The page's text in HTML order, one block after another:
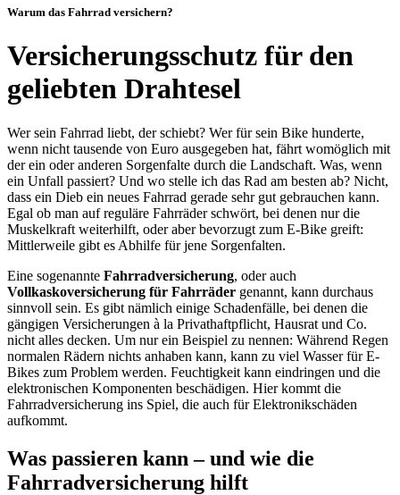
Warum das Fahrrad versichern?
Versicherungsschutz für den
geliebten Drahtesel
Wer sein Fahrrad liebt, der schiebt? Wer für sein Bike hunderte,
wenn nicht tausende von Euro ausgegeben hat, fährt womöglich mit
der ein oder anderen Sorgenfalte durch die Landschaft. Was, wenn
ein Unfall passiert? Und wo stelle ich das Rad am besten ab? Nicht,
dass ein Dieb ein neues Fahrrad gerade sehr gut gebrauchen kann.
Egal ob man auf reguläre Fahrräder schwört, bei denen nur die
Muskelkraft weiterhilft, oder aber bevorzugt zum E-Bike greift:
Mittlerweile gibt es Abhilfe für jene Sorgenfalten.
Eine sogenannte Fahrradversicherung, oder auch
Vollkaskoversicherung für Fahrräder genannt, kann durchaus
sinnvoll sein. Es gibt nämlich einige Schadenfälle, bei denen die
gängigen Versicherungen à la Privathaftpflicht, Hausrat und Co.
nicht alles decken. Um nur ein Beispiel zu nennen: Während Regen
normalen Rädern nichts anhaben kann, kann zu viel Wasser für E-
Bikes zum Problem werden. Feuchtigkeit kann eindringen und die
elektronischen Komponenten beschädigen. Hier kommt die
Fahrradversicherung ins Spiel, die auch für Elektronikschäden
aufkommt.
Was passieren kann – und wie die
Fahrradversicherung hilft